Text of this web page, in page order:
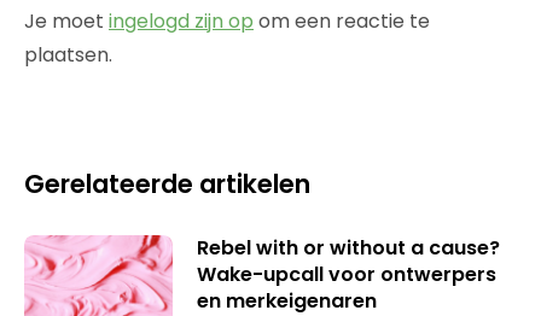
Je moet ingelogd zijn op om een reactie te
plaatsen.
Gerelateerde artikelen
Rebel with or without a cause?
Wake-upcall voor ontwerpers
en merkeigenaren